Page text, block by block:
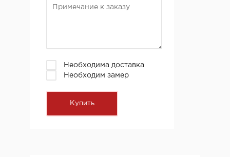
Необходима доставка
Необходим замер